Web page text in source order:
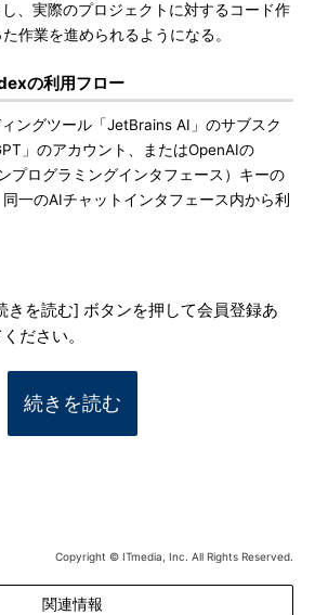
、実際のプロジェクトに対するコード作
作業を進められるようになる。
の利用フロー
ングツール「JetBrains AI」のサブスク
」のアカウント、またはOpenAIの
プログラミングインタフェース）キーの
一のAIチャットインタフェース内から利
きを読む] ボタンを押して会員登録あ
ださい。
続きを読む
Copyright © ITmedia, Inc. All Rights Reserved.
関連情報